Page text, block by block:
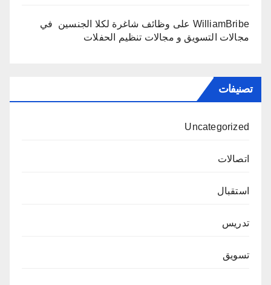
WilliamBribe على وظائف شاغرة لكلا الجنسين في
مجالات التسويق و مجالات تنظيم الحفلات
تصنيفات
Uncategorized
اتصالات
استقبال
تدريس
تسويق